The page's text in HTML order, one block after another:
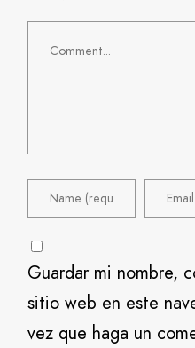
Guardar mi nombre,
sitio web en este
vez que haga un